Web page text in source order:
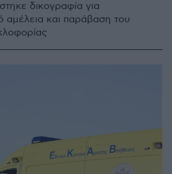
δικογραφία για
αμέλεια και παράβαση του